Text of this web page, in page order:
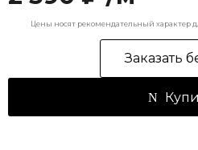
Цены носят рекомендательный характер
Заказать